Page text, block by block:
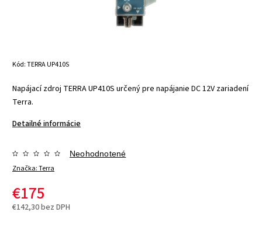
Kód:TERRA UP410S
Napájací zdroj TERRA UP410S určený pre napájanie DC 12V zariadení
Terra.
Detailné informácie
Značka:Terra
Neohodnotené
€175
€142,30 bez DPH